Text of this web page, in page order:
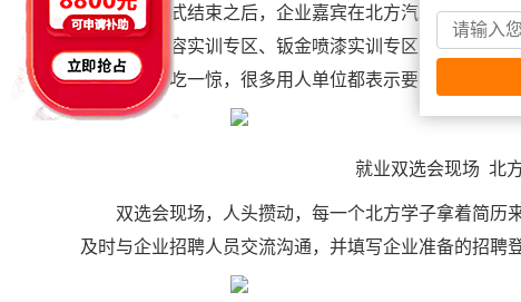
开幕仪式结束之后，企业嘉宾在北方汽车学校领导
迪车间、美容实训专区、钣金喷漆实训专区以及汽车博
展，他们大吃一惊，很多用人单位都表示要与我校达成
就业双选会现场 北
双选会现场，人头攒动，每一个北方学子拿着简历
及时与企业招聘人员交流沟通，并填写企业准备的招聘